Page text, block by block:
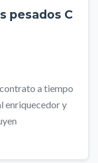
pesados C
a tiempo
enriquecedor y